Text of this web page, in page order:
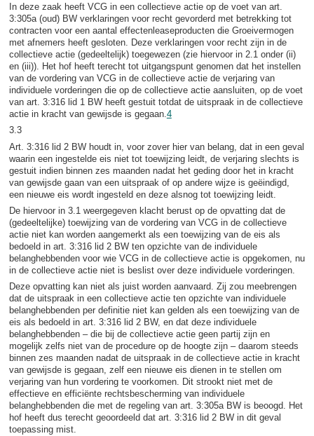
In deze zaak heeft VCG in een collectieve actie op de voet van art.
3:305a (oud) BW verklaringen voor recht gevorderd met betrekking tot
contracten voor een aantal effectenleaseproducten die Groeivermogen
met afnemers heeft gesloten. Deze verklaringen voor recht zijn in de
collectieve actie (gedeeltelijk) toegewezen (zie hiervoor in 2.1 onder (ii)
en (iii)). Het hof heeft terecht tot uitgangspunt genomen dat het instellen
van de vordering van VCG in de collectieve actie de verjaring van
individuele vorderingen die op de collectieve actie aansluiten, op de voet
van art. 3:316 lid 1 BW heeft gestuit totdat de uitspraak in de collectieve
actie in kracht van gewijsde is gegaan. 4
3.3
Art. 3:316 lid 2 BW houdt in, voor zover hier van belang, dat in een geval
waarin een ingestelde eis niet tot toewijzing leidt, de verjaring slechts is
gestuit indien binnen zes maanden nadat het geding door het in kracht
van gewijsde gaan van een uitspraak of op andere wijze is geëindigd,
een nieuwe eis wordt ingesteld en deze alsnog tot toewijzing leidt.
De hiervoor in 3.1 weergegeven klacht berust op de opvatting dat de
(gedeeltelijke) toewijzing van de vordering van VCG in de collectieve
actie niet kan worden aangemerkt als een toewijzing van de eis als
bedoeld in art. 3:316 lid 2 BW ten opzichte van de individuele
belanghebbenden voor wie VCG in de collectieve actie is opgekomen, nu
in de collectieve actie niet is beslist over deze individuele vorderingen.
Deze opvatting kan niet als juist worden aanvaard. Zij zou meebrengen
dat de uitspraak in een collectieve actie ten opzichte van individuele
belanghebbenden per definitie niet kan gelden als een toewijzing van de
eis als bedoeld in art. 3:316 lid 2 BW, en dat deze individuele
belanghebbenden – die bij de collectieve actie geen partij zijn en
mogelijk zelfs niet van de procedure op de hoogte zijn – daarom steeds
binnen zes maanden nadat de uitspraak in de collectieve actie in kracht
van gewijsde is gegaan, zelf een nieuwe eis dienen in te stellen om
verjaring van hun vordering te voorkomen. Dit strookt niet met de
effectieve en efficiënte rechtsbescherming van individuele
belanghebbenden die met de regeling van art. 3:305a BW is beoogd. Het
hof heeft dus terecht geoordeeld dat art. 3:316 lid 2 BW in dit geval
toepassing mist.